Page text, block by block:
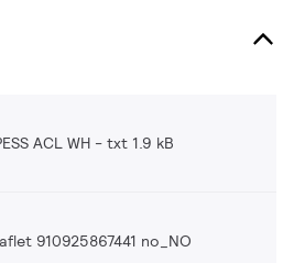
ACL WH txt 1.9 kB
910925867441 no_NO